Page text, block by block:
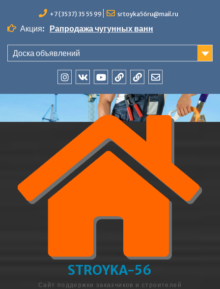
содержимому
+7 (3537) 35 55 99 srtoyka56ru@mail.ru
Акция: Рапродажа чугунных ванн
Доска объявлений
STROYKA-56
Сайт поддержки заказчиков и строителей